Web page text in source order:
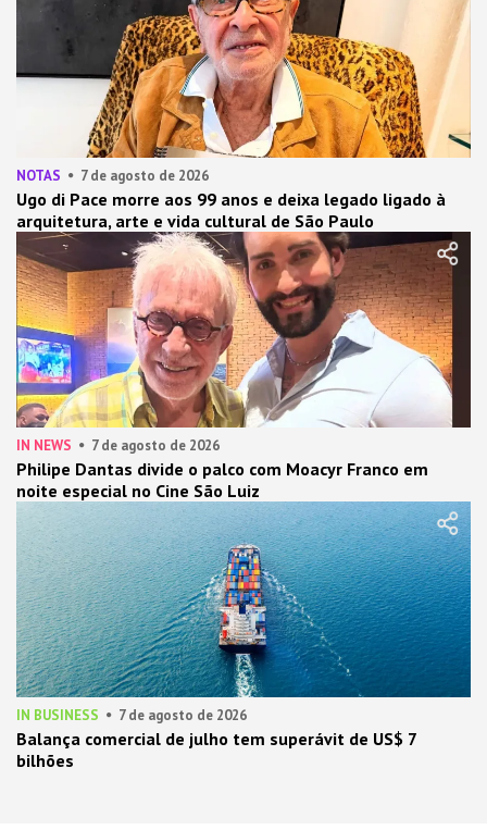
NOTAS 7 de agosto de 2026
Ugo di Pace morre aos 99 anos e deixa legado ligado à
arquitetura, arte e vida cultural de São Paulo
IN NEWS 7 de agosto de 2026
Philipe Dantas divide o palco com Moacyr Franco em
noite especial no Cine São Luiz
IN BUSINESS 7 de agosto de 2026
Balança comercial de julho tem superávit de US$ 7
bilhões